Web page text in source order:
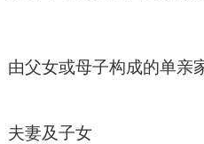
由父女或母子构成的单亲
夫妻及子女